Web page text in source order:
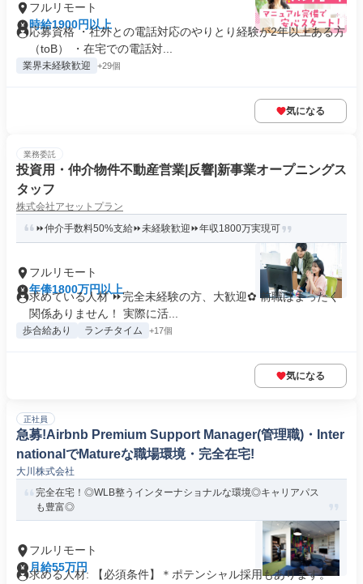
フルリモート
時給1900円以上
応募資格 ・社外との電話対応のやりとり経験が2年以上ある方
（toB） ・在宅での電話対...
業界未経験歓迎 +29個
気になる
業務委託
投資用・仲介物件不動産営業|反響|新事業オープニングス
タッフ
株式会社アセットプラン
⏩仲介手数料50%支給⏩未経験歓迎⏩年収1800万実現可
フルリモート
年俸1800万円以上
求めている人材 ⏩完全未経験の方、大歓迎✿ 前職はまったく
関係ありません！ 実際に活...
歩合給あり ランチタイム +17個
気になる
正社員
急募!Airbnb Premium Support Manager(管理職)・Inter
nationalでMatureな職場環境・完全在宅!
大川株式会社
完全在宅！◎WLB整うインターナショナルな環境◎キャリアパス
も豊富◎
フルリモート
月給55万円
求める人材: 【必須条件】＊ポテンシャル採用もあります。 *